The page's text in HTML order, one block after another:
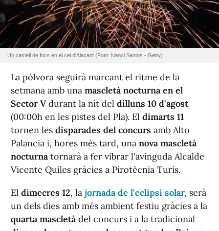
Un castell de focs en el cel d'Alacant (Foto: Nanci Santos - Getty)
La pólvora seguirà marcant el ritme de la
setmana amb una mascletà nocturna en el
Sector Vdurant la nit del dilluns 10 d'agost
(00:00h en les pistes del Pla). El dimarts 11
tornen les disparades del concurs amb Alto
Palancia i, hores més tard, una nova mascletà
nocturna tornarà a fer vibrar l'avinguda Alcalde
Vicente Quiles gràcies a Pirotècnia Turís.
El dimecres 12, la jornada de l'eclipsi solar, serà
un dels dies amb més ambient festiu gràcies a la
quarta mascletà del concurs i a la tradicional